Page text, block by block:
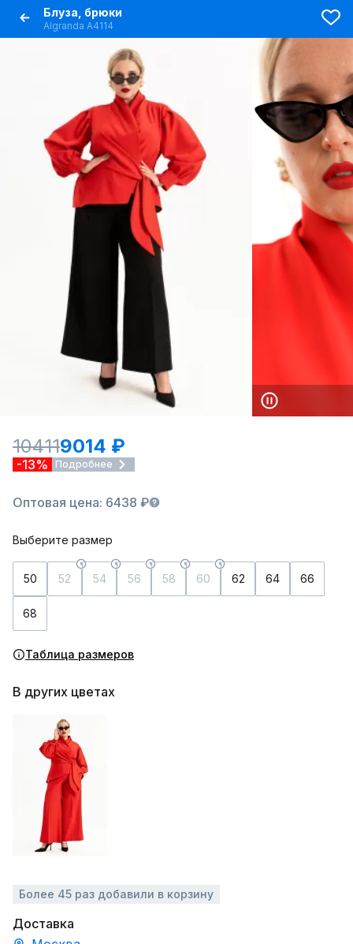
Блуза, брюки
Algranda А4114
104119014 ₽
-13% Подробнее
Оптовая цена: 6438 ₽
Выберите размер
50 52 54 56 58 60 62 64 66
68
Таблица размеров
В других цветах
Более 45 раз добавили в корзину
Доставка